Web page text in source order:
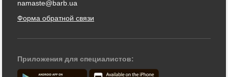
namaste@barb.ua
Форма обратной связи
Приложения для специалистов: